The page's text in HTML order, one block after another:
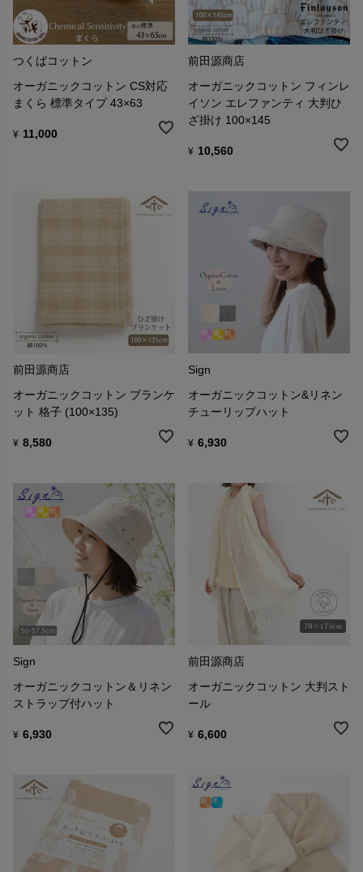
つくばコットン
オーガニックコットン CS対応
まくら 標準タイプ 43×63
¥ 11,000
前田源商店
オーガニックコットン フィンレ
イソン エレファンティ 大判ひ
ざ掛け 100×145
¥ 10,560
前田源商店
オーガニックコットン ブランケ
ット 格子 (100×135)
¥ 8,580
Sign
オーガニックコットン&リネン
チューリップハット
¥ 6,930
Sign
オーガニックコットン＆リネン
ストラップ付ハット
¥ 6,930
前田源商店
オーガニックコットン 大判スト
ール
¥ 6,600